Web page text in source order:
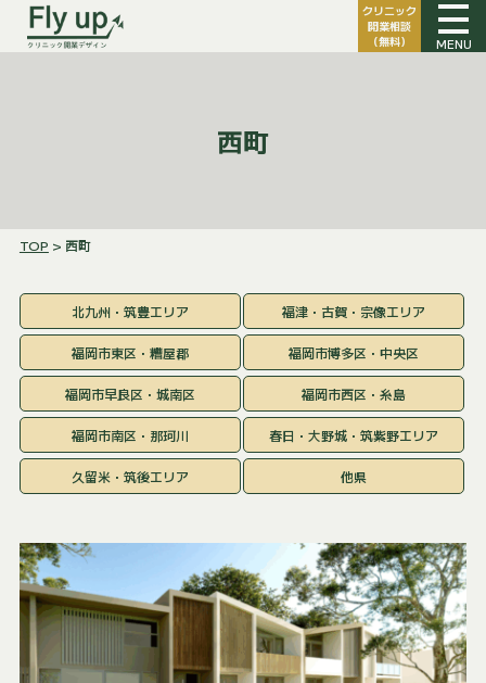
クリニック
開業相談
（無料）
MENU
西町
TOP > 西町
北九州・筑豊エリア 福津・古賀・宗像エリア
福岡市東区・糟屋郡 福岡市博多区・中央区
福岡市早良区・城南区 福岡市西区・糸島
福岡市南区・那珂川 春日・大野城・筑紫野エリア
久留米・筑後エリア 他県